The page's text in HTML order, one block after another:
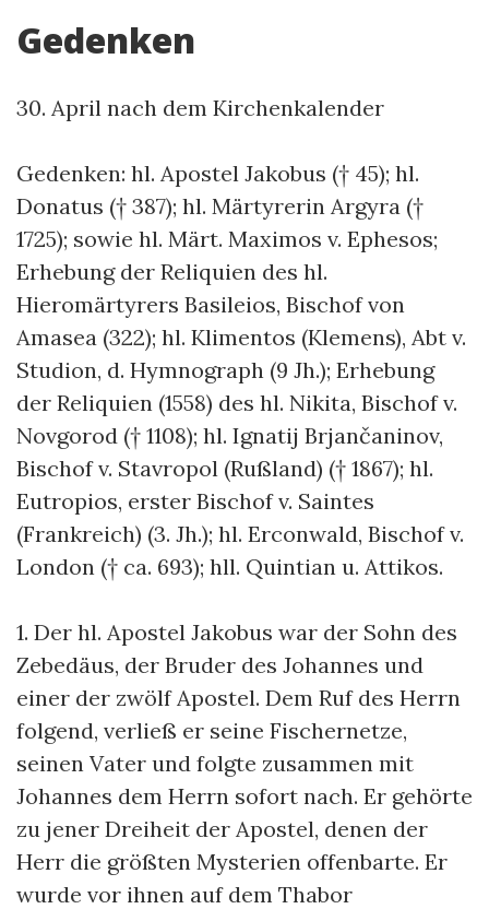
Gedenken
30. April nach dem Kirchenkalender
Gedenken: hl. Apostel Jakobus († 45); hl.
Donatus († 387); hl. Märtyrerin Argyra (†
1725); sowie hl. Märt. Maximos v. Ephesos;
Erhebung der Reliquien des hl.
Hieromärtyrers Basileios, Bischof von
Amasea (322); hl. Klimentos (Klemens), Abt v.
Studion, d. Hymnograph (9 Jh.); Erhebung
der Reliquien (1558) des hl. Nikita, Bischof v.
Novgorod († 1108); hl. Ignatij Brjančaninov,
Bischof v. Stavropol (Rußland) († 1867); hl.
Eutropios, erster Bischof v. Saintes
(Frankreich) (3. Jh.); hl. Erconwald, Bischof v.
London († ca. 693); hll. Quintian u. Attikos.
1. Der hl. Apostel Jakobus war der Sohn des
Zebedäus, der Bruder des Johannes und
einer der zwölf Apostel. Dem Ruf des Herrn
folgend, verließ er seine Fischernetze,
seinen Vater und folgte zusammen mit
Johannes dem Herrn sofort nach. Er gehörte
zu jener Dreiheit der Apostel, denen der
Herr die größten Mysterien offenbarte. Er
wurde vor ihnen auf dem Thabor